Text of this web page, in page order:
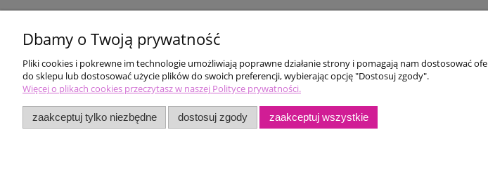
karta rabatowa
biustonosz gratis
Zwroty i reklamacje
Ustawienia konta
Czas i koszty dostawy
Czas realizacji
Dbamy o Twoją prywatność
Pliki cookies i pokrewne im technologie umożliwiają poprawne działanie strony i pomagają nam dostosować
do sklepu lub dostosować użycie plików do swoich preferencji, wybierając opcję "Dostosuj zgody".
Więcej o plikach cookies przeczytasz w naszej Polityce prywatności.
zaakceptuj tylko niezbędne dostosuj zgody zaakceptuj wszystkie